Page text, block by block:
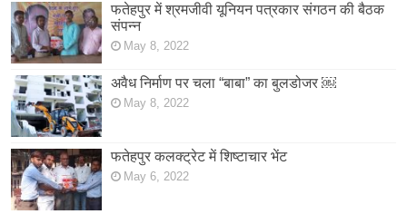
फतेहपुर में श्रमजीवी यूनियन पत्रकार संगठन की बैठक
संपन्न
May 8, 2022
अवैध निर्माण पर चला “बाबा” का बुलडोजर ￼
May 8, 2022
फतेहपुर कलक्ट्रेट में शिष्टाचार भेंट
May 6, 2022